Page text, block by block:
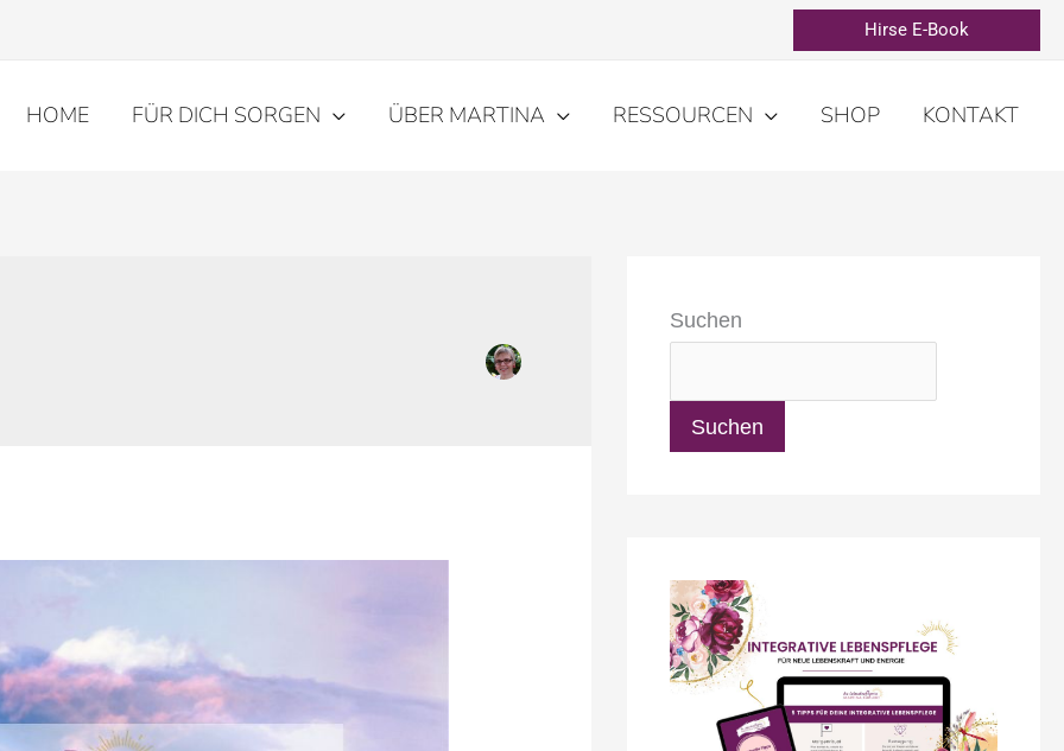
Hirse E-Book
HOME FÜR DICH SORGEN ÜBER MARTINA RESSOURCEN SHOP KONTAKT
Suchen
Suchen